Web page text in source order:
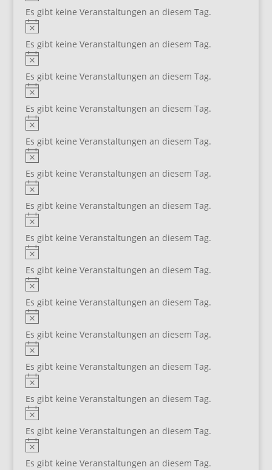
Es gibt keine Veranstaltungen an diesem Tag.
Hinweis
Es gibt keine Veranstaltungen an diesem Tag.
Hinweis
Es gibt keine Veranstaltungen an diesem Tag.
Hinweis
Es gibt keine Veranstaltungen an diesem Tag.
Hinweis
Es gibt keine Veranstaltungen an diesem Tag.
Hinweis
Es gibt keine Veranstaltungen an diesem Tag.
Hinweis
Es gibt keine Veranstaltungen an diesem Tag.
Hinweis
Es gibt keine Veranstaltungen an diesem Tag.
Hinweis
Es gibt keine Veranstaltungen an diesem Tag.
Hinweis
Es gibt keine Veranstaltungen an diesem Tag.
Hinweis
Es gibt keine Veranstaltungen an diesem Tag.
Hinweis
Es gibt keine Veranstaltungen an diesem Tag.
Hinweis
Es gibt keine Veranstaltungen an diesem Tag.
Hinweis
Es gibt keine Veranstaltungen an diesem Tag.
Hinweis
Es gibt keine Veranstaltungen an diesem Tag.